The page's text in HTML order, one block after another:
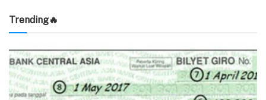
Trending🔥